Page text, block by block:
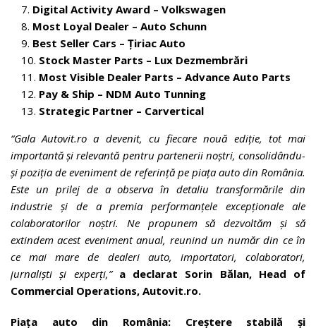
Digital Activity Award – Volkswagen
Most Loyal Dealer – Auto Schunn
Best Seller Cars – Țiriac Auto
Stock Master Parts – Lux Dezmembrări
Most Visible Dealer Parts – Advance Auto Parts
Pay & Ship – NDM Auto Tunning
Strategic Partner – Carvertical
“Gala Autovit.ro a devenit, cu fiecare nouă ediție, tot mai
importantă și relevantă pentru partenerii noștri, consolidându-
și poziția de eveniment de referință pe piața auto din România.
Este un prilej de a observa în detaliu transformările din
industrie și de a premia performanțele excepționale ale
colaboratorilor noștri. Ne propunem să dezvoltăm și să
extindem acest eveniment anual, reunind un număr din ce în
ce mai mare de dealeri auto, importatori,colaboratori,
jurnaliști și experți,” a declarat Sorin Bălan, Head of
Commercial Operations, Autovit.ro.
Piața auto din România: Creștere stabilă și